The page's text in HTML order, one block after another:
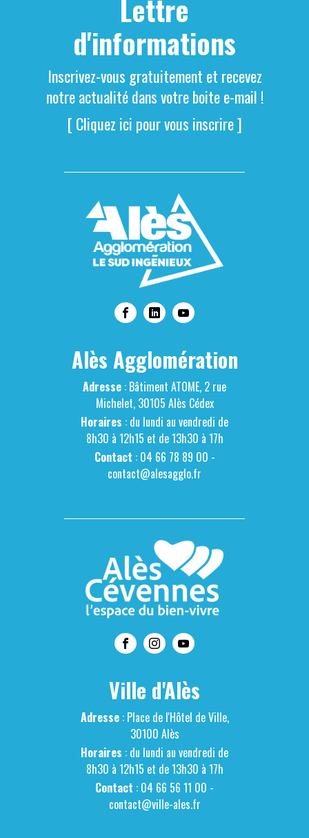
Lettre
d'informations
Inscrivez-vous gratuitement et recevez
notre actualité dans votre boite e-mail !
[ Cliquez ici pour vous inscrire ]
Alès Agglomération
Adresse : Bâtiment ATOME, 2 rue
Michelet, 30105 Alès Cédex
Horaires : du lundi au vendredi de
8h30 à 12h15 et de 13h30 à 17h
Contact : 04 66 78 89 00 -
contact@alesagglo.fr
Ville d'Alès
Adresse: Place de l'Hôtel de Ville,
30100 Alès
Horaires : du lundi au vendredi de
8h30 à 12h15 et de 13h30 à 17h
Contact : 04 66 56 11 00 -
contact@ville-ales.fr